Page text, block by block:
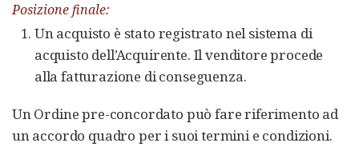
Posizione finale:
Un acquisto è stato registrato nel sistema di
acquisto dell’Acquirente. Il venditore procede
alla fatturazione di conseguenza.
Un Ordine pre-concordato può fare riferimento ad
un accordo quadro per i suoi termini e condizioni.